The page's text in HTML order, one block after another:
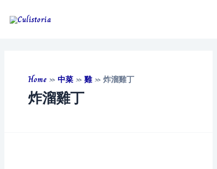
Home »中菜 »雞»炸溜雞丁
炸溜雞丁